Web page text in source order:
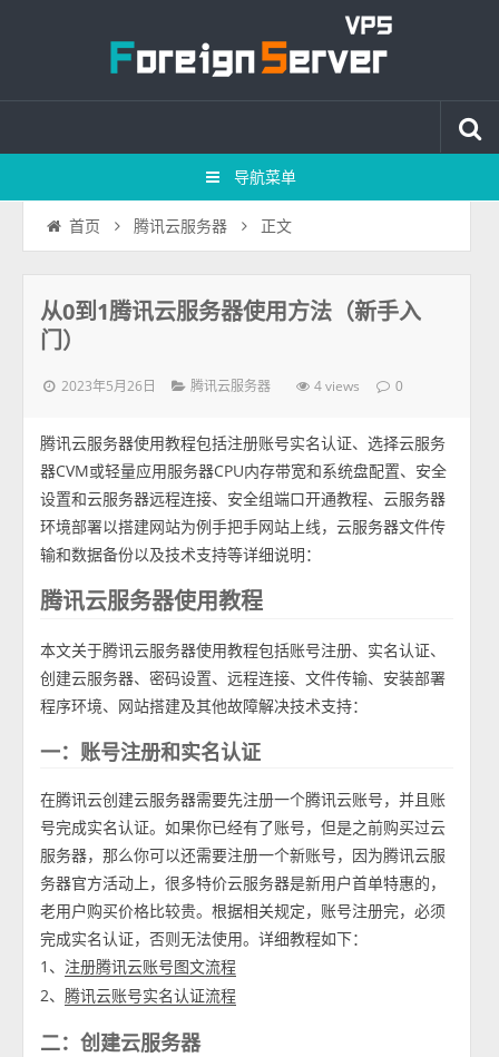
导航菜单
首页 腾讯云服务器 正文
从0到1腾讯云服务器使用方法（新手入
门）
2023年5月26日 腾讯云服务器 4 views 0
腾讯云服务器使用教程包括注册账号实名认证、选择云服务
器CVM或轻量应用服务器CPU内存带宽和系统盘配置、安全
设置和云服务器远程连接、安全组端口开通教程、云服务器
环境部署以搭建网站为例手把手网站上线，云服务器文件传
输和数据备份以及技术支持等详细说明：
腾讯云服务器使用教程
本文关于腾讯云服务器使用教程包括账号注册、实名认证、
创建云服务器、密码设置、远程连接、文件传输、安装部署
程序环境、网站搭建及其他故障解决技术支持：
一：账号注册和实名认证
在腾讯云创建云服务器需要先注册一个腾讯云账号，并且账
号完成实名认证。如果你已经有了账号，但是之前购买过云
服务器，那么你可以还需要注册一个新账号，因为腾讯云服
务器官方活动上，很多特价云服务器是新用户首单特惠的，
老用户购买价格比较贵。根据相关规定，账号注册完，必须
完成实名认证，否则无法使用。详细教程如下：
1、
注册腾讯云账号图文流程
2、腾讯云账号实名认证流程
二：创建云服务器